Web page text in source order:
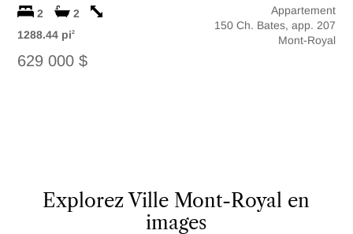
2
2
1288.44 pi2
629 000 $
Appartement
150 Ch. Bates, app. 207
Mont-Royal
Explorez Ville Mont-Royal en
images